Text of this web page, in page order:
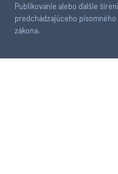
Publikovanie alebo ďalšie
predchádzajúceho
zákona.